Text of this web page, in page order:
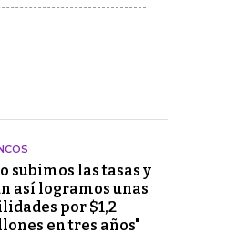
subimos las tasas y
así logramos unas
por $1,2
en tres años"